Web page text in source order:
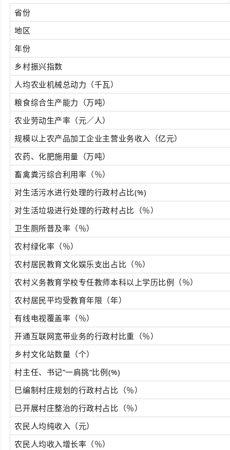
省份
地区
年份
乡村振兴指数
人均农业机械总动力（千瓦）
粮食综合生产能力（万吨）
农业劳动生产率（元／人）
规模以上农产品加工企业主营业务收入（亿元）
农药、化肥施用量（万吨）
畜禽粪污综合利用率（％）
对生活污水进行处理的行政村占比(%)
对生活垃圾进行处理的行政村占比（％）
卫生厕所普及率（％）
农村绿化率（％）
农村居民教育文化娱乐支出占比（％）
农村义务教育学校专任教师本科以上学历比例（％）
农村居民平均受教育年限（年）
有线电视覆盖率（％）
开通互联网宽带业务的行政村比重（％）
乡村文化站数量（个）
村主任、书记”一肩挑“比例(%)
巳编制村庄规划的行政村占比（％）
已开展村庄整治的行政村占比（％）
农民人均纯收入（元）
农民人均收入增长率（％）